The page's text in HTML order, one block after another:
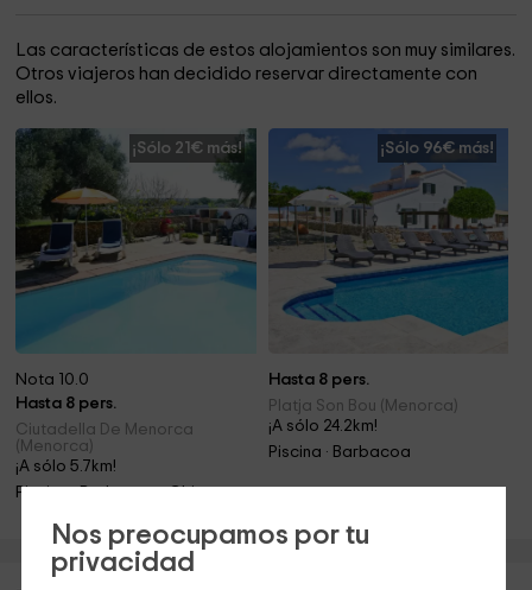
Nos preocupamos por tu
privacidad
Las características de estos alojamientos son muy similares.
Otros viajeros han decidido reservar directamente con
ellos.
¡Sólo 21€ más!
Nota 10.0
Hasta 8 pers.
Ciutadella De Menorca
(Menorca)
¡A sólo 5.7km!
Piscina · Barbacoa · Chimenea
¡Sólo 96€ más!
Hasta 8 pers.
Platja Son Bou (Menorca)
¡A sólo 24.2km!
Piscina · Barbacoa